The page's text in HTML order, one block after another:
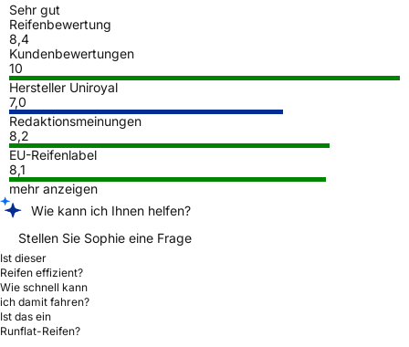
Sehr gut
Reifenbewertung
8,4
Kundenbewertungen
10
Hersteller Uniroyal
7,0
Redaktionsmeinungen
8,2
EU-Reifenlabel
8,1
mehr anzeigen
Wie kann ich Ihnen helfen?
Stellen Sie Sophie eine Frage
Ist dieser
Reifen effizient?
Wie schnell kann
ich damit fahren?
Ist das ein
Runflat-Reifen?